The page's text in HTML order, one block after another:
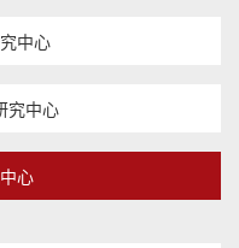
中心
究中心
心